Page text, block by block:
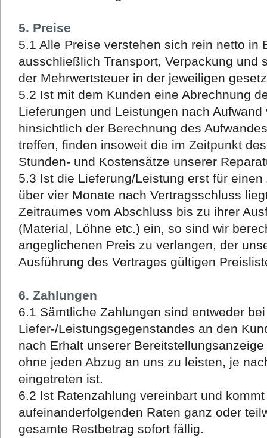
5. Preise
5.1 Alle Preise verstehen sich rein netto in
ausschließlich Transport, Verpackung und
der Mehrwertsteuer in der jeweiligen
5.2 Ist mit dem Kunden eine Abrechnung
Lieferungen und Leistungen nach
hinsichtlich der Berechnung des
treffen, finden insoweit die im Zeitpunkt
Stunden- und Kostensätze unserer
5.3 Ist die Lieferung/Leistung erst für
über vier Monate nach Vertragsschluss
Zeitraumes vom Abschluss bis zu ihrer
(Material, Löhne etc.) ein, so sind wir
angeglichenen Preis zu verlangen, der
Ausführung des Vertrages gültigen
6. Zahlungen
6.1 Sämtliche Zahlungen sind entweder
Liefer-/Leistungsgegenstandes an den
nach Erhalt unserer
ohne jeden Abzug an uns zu leisten, je
eingetreten ist.
6.2 Ist Ratenzahlung vereinbart und
aufeinanderfolgenden Raten ganz oder
gesamte Restbetrag sofort fällig.